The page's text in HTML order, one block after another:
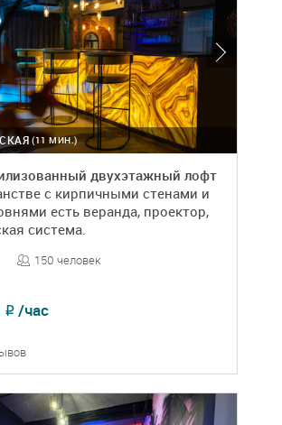
(11 МИН.)
двухэтажный лофт
с кирпичными стенами и
есть веранда, проектор,
система.
150 человек
₽ /час